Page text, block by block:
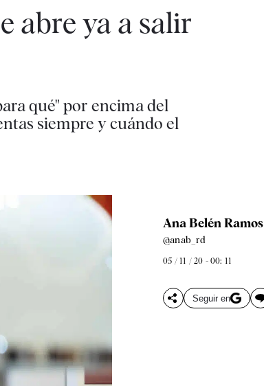
abre ya a salir
qué" por encima del
siempre y cuándo el
Ana Belén Ramos
@anab_rd
05 / 11 / 20 - 00: 11
Seguir en